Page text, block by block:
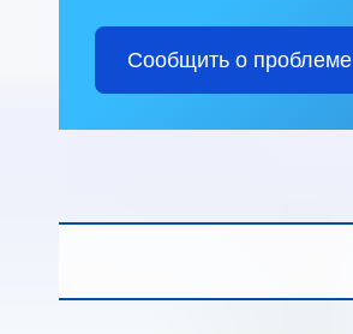
Сообщить о проблеме